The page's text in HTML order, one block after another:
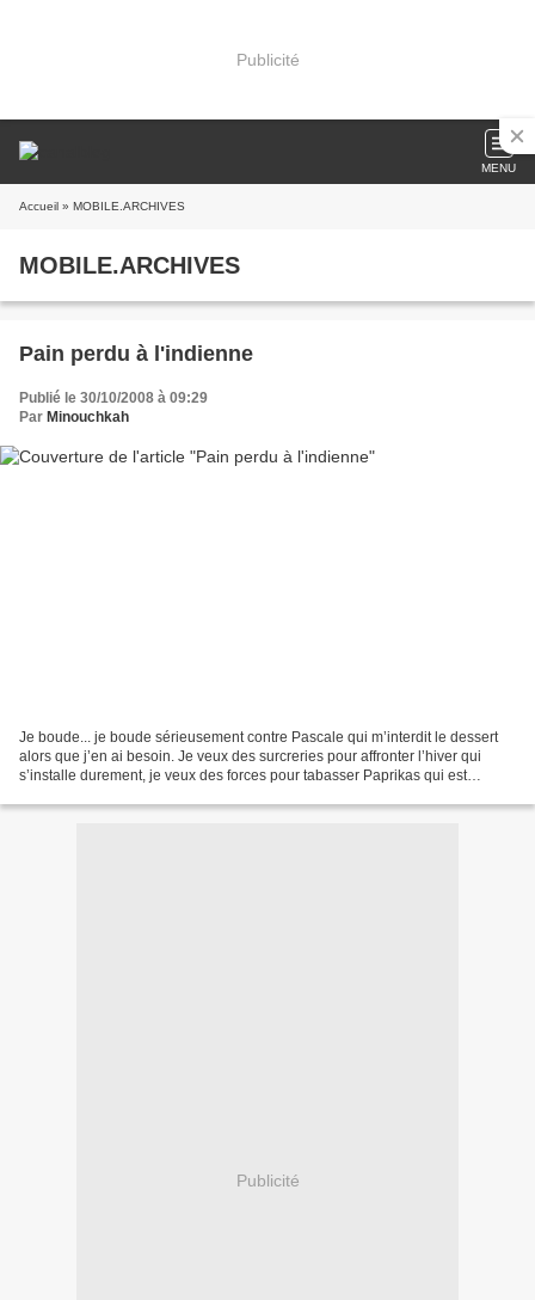
Publicité
MENU
Accueil » MOBILE.ARCHIVES
MOBILE.ARCHIVES
Pain perdu à l'indienne
Publié le 30/10/2008 à 09:29
Par Minouchkah
Je boude... je boude sérieusement contre Pascale qui m’interdit le dessert
alors que j’en ai besoin. Je veux des surcreries pour affronter l’hiver qui
s’installe durement, je veux des forces pour tabasser Paprikas qui est
Publicité